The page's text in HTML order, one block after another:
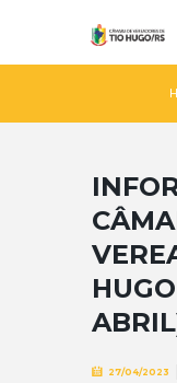
27/04/2023